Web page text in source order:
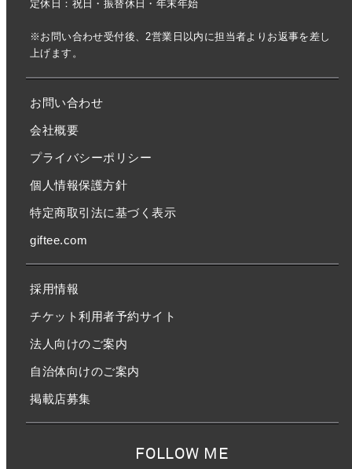
定休日：祝日・振替休日・年末年始
※お問い合わせ受付後、2営業日以内に担当者よりお返事を差し
上げます。
お問い合わせ
会社概要
プライバシーポリシー
個人情報保護方針
特定商取引法に基づく表示
giftee.com
採用情報
チケット利用者予約サイト
法人向けのご案内
自治体向けのご案内
掲載店募集
FOLLOW ME